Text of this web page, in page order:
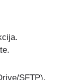
SFTP).